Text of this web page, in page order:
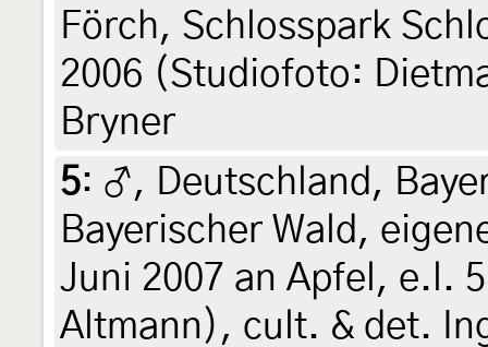
Förch, Schlosspark
2006 (Studiofoto:
Bryner
5: ♂, Deutschland,
Bayerischer Wald,
Juni 2007 an Apfel, e.l.
Altmann), cult. & det.